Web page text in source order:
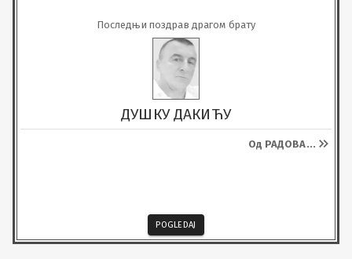
Последњи поздрав драгом брату
ДУШКУ ДАКИЋУ
Од РАДОВА...
POGLEDAJ